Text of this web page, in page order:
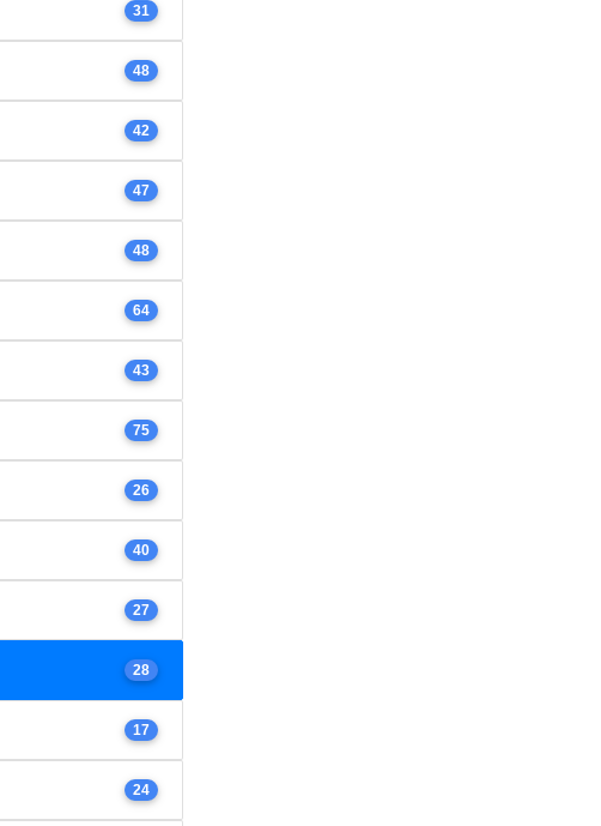
31
48
42
47
48
64
43
75
26
40
27
28
17
24